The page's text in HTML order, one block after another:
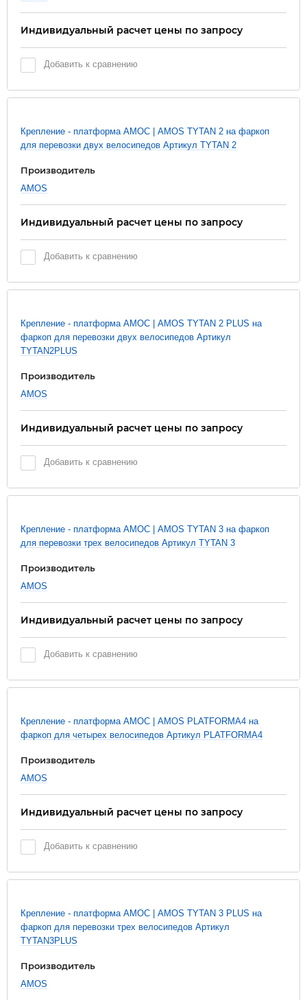
Индивидуальный расчет цены по запросу
Добавить к сравнению
Крепление - платформа АМОС | AMOS TYTAN 2 на фаркоп
для перевозки двух велосипедов Артикул TYTAN 2
Производитель
AMOS
Индивидуальный расчет цены по запросу
Добавить к сравнению
Крепление - платформа АМОС | AMOS TYTAN 2 PLUS на
фаркоп для перевозки двух велосипедов Артикул
TYTAN2PLUS
Производитель
AMOS
Индивидуальный расчет цены по запросу
Добавить к сравнению
Крепление - платформа АМОС | AMOS TYTAN 3 на фаркоп
для перевозки трех велосипедов Артикул TYTAN 3
Производитель
AMOS
Индивидуальный расчет цены по запросу
Добавить к сравнению
Крепление - платформа АМОС | AMOS PLATFORMA4 на
фаркоп для четырех велосипедов Артикул PLATFORMA4
Производитель
AMOS
Индивидуальный расчет цены по запросу
Добавить к сравнению
Крепление - платформа АМОС | AMOS TYTAN 3 PLUS на
фаркоп для перевозки трех велосипедов Артикул
TYTAN3PLUS
Производитель
AMOS